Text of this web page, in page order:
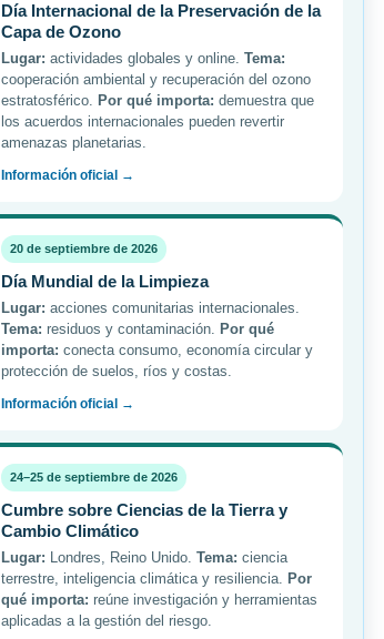
Día Internacional de la Preservación de la
Capa de Ozono
Lugar: actividades globales y online. Tema:
cooperación ambiental y recuperación del ozono
estratosférico. Por qué importa: demuestra que
los acuerdos internacionales pueden revertir
amenazas planetarias.
Información oficial →
20 de septiembre de 2026
Día Mundial de la Limpieza
Lugar: acciones comunitarias internacionales.
Tema: residuos y contaminación. Por qué
importa: conecta consumo, economía circular y
protección de suelos, ríos y costas.
Información oficial →
24–25 de septiembre de 2026
Cumbre sobre Ciencias de la Tierra y
Cambio Climático
Lugar: Londres, Reino Unido. Tema: ciencia
terrestre, inteligencia climática y resiliencia. Por
qué importa: reúne investigación y herramientas
aplicadas a la gestión del riesgo.